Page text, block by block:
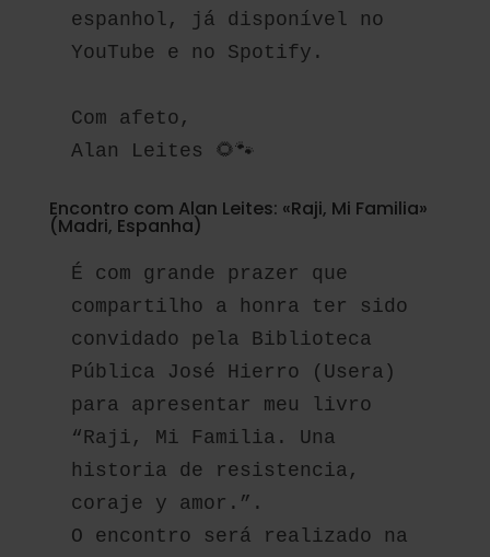
espanhol, já disponível no
YouTube e no Spotify.
Com afeto,
Alan Leites 🌻🐾
Encontro com Alan Leites: «Raji, Mi Familia»
(Madri, Espanha)
É com grande prazer que
compartilho a honra ter sido
convidado pela Biblioteca
Pública José Hierro (Usera)
para apresentar meu livro
“Raji, Mi Familia. Una
historia de resistencia,
coraje y amor.”.
O encontro será realizado na